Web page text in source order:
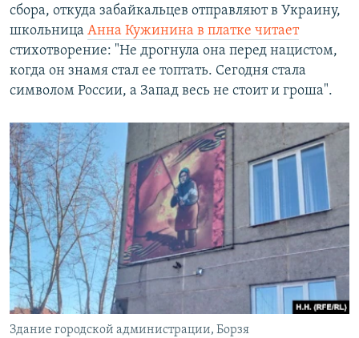
сбора, откуда забайкальцев отправляют в Украину,
школьница Анна Кужинина в платке читает
стихотворение: "Не дрогнула она перед нацистом,
когда он знамя стал ее топтать. Сегодня стала
символом России, а Запад весь не стоит и гроша".
Здание городской администрации, Борзя